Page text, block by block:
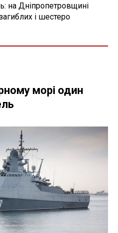
на Дніпропетровщині
і шестеро
морі один